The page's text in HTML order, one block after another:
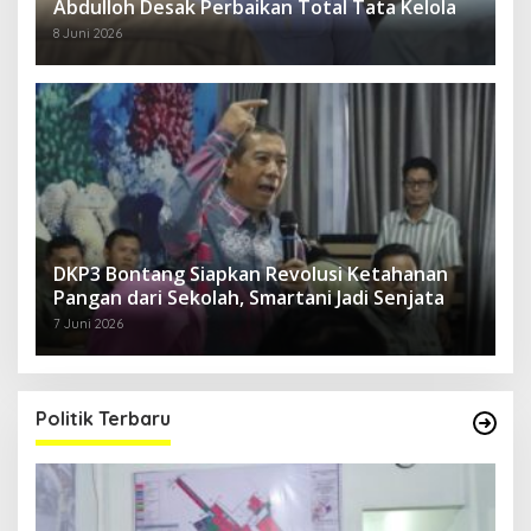
Abdulloh Desak Perbaikan Total Tata Kelola
8 Juni 2026
DKP3 Bontang Siapkan Revolusi Ketahanan
Pangan dari Sekolah, Smartani Jadi Senjata
7 Juni 2026
Politik Terbaru